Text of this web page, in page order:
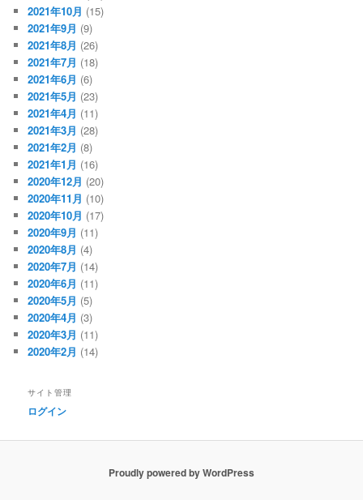
2021年10月 (15)
2021年9月 (9)
2021年8月 (26)
2021年7月 (18)
2021年6月 (6)
2021年5月 (23)
2021年4月 (11)
2021年3月 (28)
2021年2月 (8)
2021年1月 (16)
2020年12月 (20)
2020年11月 (10)
2020年10月 (17)
2020年9月 (11)
2020年8月 (4)
2020年7月 (14)
2020年6月 (11)
2020年5月 (5)
2020年4月 (3)
2020年3月 (11)
2020年2月 (14)
サイト管理
ログイン
Proudly powered by WordPress